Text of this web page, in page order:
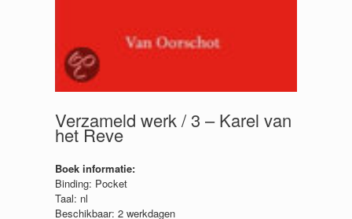
Verzameld werk / 3 – Karel van
het Reve
Boek informatie:
Binding: Pocket
Taal: nl
Beschikbaar: 2 werkdagen